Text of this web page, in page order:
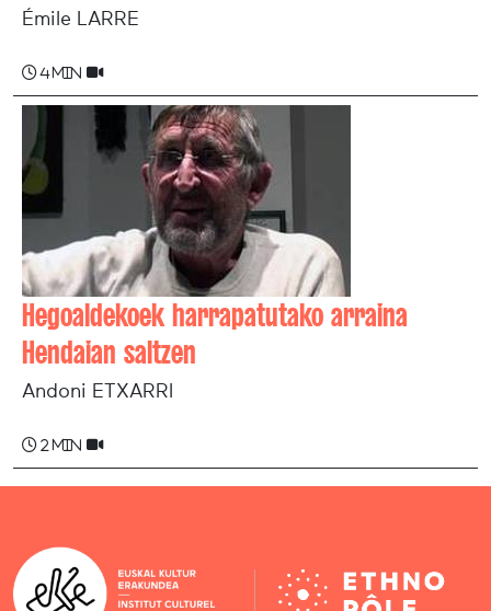
Émile LARRE
4 min
Hegoaldekoek harrapatutako arraina
Hendaian saltzen
Andoni ETXARRI
2 min